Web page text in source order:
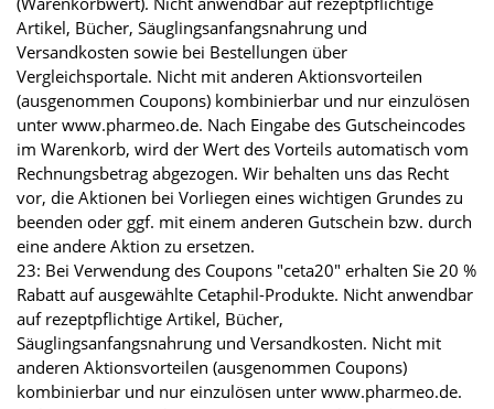
Artikel, Bücher, Säuglingsanfangsnahrung und
Versandkosten sowie bei Bestellungen über
Vergleichsportale. Nicht mit anderen Aktionsvorteilen
(ausgenommen Coupons) kombinierbar und nur einzulösen
unter www.pharmeo.de. Nach Eingabe des Gutscheincodes
im Warenkorb, wird der Wert des Vorteils automatisch vom
Rechnungsbetrag abgezogen. Wir behalten uns das Recht
vor, die Aktionen bei Vorliegen eines wichtigen Grundes zu
beenden oder ggf. mit einem anderen Gutschein bzw. durch
eine andere Aktion zu ersetzen.
23: Bei Verwendung des Coupons "ceta20" erhalten Sie 20 %
Rabatt auf ausgewählte Cetaphil-Produkte. Nicht anwendbar
auf rezeptpflichtige Artikel, Bücher,
Säuglingsanfangsnahrung und Versandkosten. Nicht mit
anderen Aktionsvorteilen (ausgenommen Coupons)
kombinierbar und nur einzulösen unter www.pharmeo.de.